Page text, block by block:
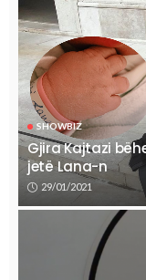
SHOWBIZ
Gjira Kajtazi
jetë Lana-n
29/01/2021